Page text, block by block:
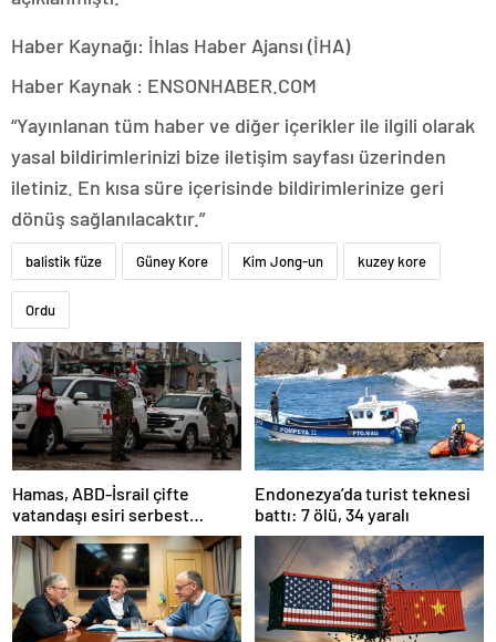
Haber Kaynağı: İhlas Haber Ajansı (İHA)
Haber Kaynak : ENSONHABER.COM
“Yayınlanan tüm haber ve diğer içerikler ile ilgili olarak
yasal bildirimlerinizi bize iletişim sayfası üzerinden
iletiniz. En kısa süre içerisinde bildirimlerinize geri
dönüş sağlanılacaktır.”
balistik füze Güney Kore Kim Jong-un kuzey kore
Ordu
Hamas, ABD-İsrail çifte
vatandaşı esiri serbest
bırakacağını duyurdu
Endonezya’da turist teknesi
battı: 7 ölü, 34 yaralı